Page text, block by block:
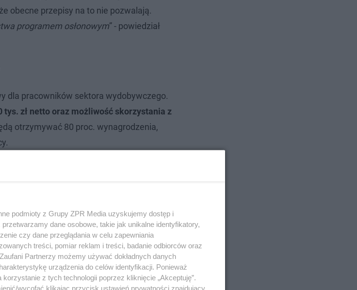
obecne przepisy na to nie pozwalają.
programem osłonowym” - powiedział
dla pracowników sektora wydobywczego.
zł netto oraz możliwość skorzystania z
otrzymywać 80 proc. wynagrodzenia,
podmioty z Grupy ZPR Media uzyskujemy dostęp i
dane osobowe, takie jak unikalne identyfikatory,
czy dane przeglądania w celu zapewniania
treści, pomiar reklam i treści, badanie odbiorców oraz
Partnerzy możemy używać dokładnych danych
urządzenia do celów identyfikacji. Ponieważ
z tych technologii poprzez kliknięcie „Akceptuję”.
wycofać klikając przycisk ustawień prywatności znajdujący